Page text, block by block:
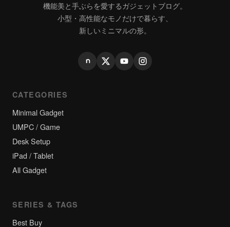
機能美と手ぶらを愛するガジェットブログ。
小型・高性能なモノだけで暮らす、
新しいミニマルの形。
CATEGORIES
Minimal Gadget
UMPC / Game
Desk Setup
iPad / Tablet
All Gadget
SERIES & TAGS
Best Buy